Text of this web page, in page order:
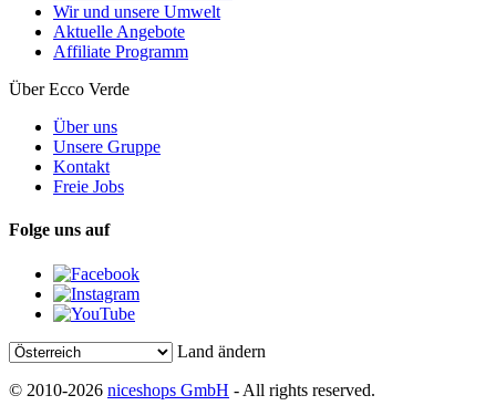
Wir und unsere Umwelt
Aktuelle Angebote
Affiliate Programm
Über Ecco Verde
Über uns
Unsere Gruppe
Kontakt
Freie Jobs
Folge uns auf
Land ändern
© 2010-2026 niceshops GmbH - All rights reserved.